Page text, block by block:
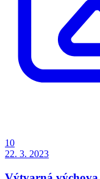
10
22. 3. 2023